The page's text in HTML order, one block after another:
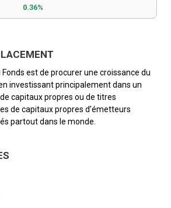
0.36%
Fonds est de procurer une croissance du
investissant principalement dans un
capitaux propres ou de titres
de capitaux propres d’émetteurs
partout dans le monde.